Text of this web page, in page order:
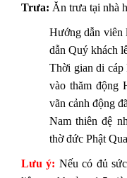
Trưa: Ăn trưa tại nhà
Hướng dẫn viên
dẫn Quý khách
Thời gian di cáp
vào thăm động
vãn cảnh động
Nam thiên đệ
thờ đức Phật
Lưu ý: Nếu có đủ